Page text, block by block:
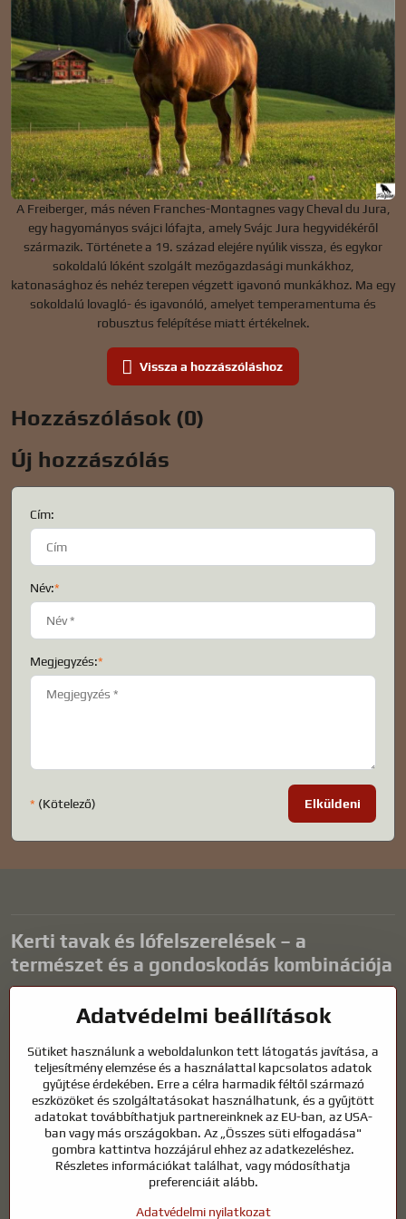
A Freiberger, más néven Franches-Montagnes vagy Cheval du Jura,
egy hagyományos svájci lófajta, amely Svájc Jura hegyvidékéről
származik. Története a 19. század elejére nyúlik vissza, és egykor
sokoldalú lóként szolgált mezőgazdasági munkákhoz,
katonasághoz és nehéz terepen végzett igavonó munkákhoz. Ma egy
sokoldalú lovagló- és igavonóló, amelyet temperamentuma és
robusztus felépítése miatt értékelnek.
Vissza a hozzászóláshoz
Hozzászólások (0)
Új hozzászólás
Cím:
Név:*
Megjegyzés:*
* (Kötelező) Elküldeni
Kerti tavak és lófelszerelések – a
természet és a gondoskodás kombinációja
harmonikus környezetet teremtenek a kikapcsolódáshoz és a vízi
karbantartás kulcsfontosságú a tiszta vízhez és az egészséges
tóhoz egész évben. Ugyanilyen fontos az életünk részét képező
állatok gondozása is.
A lovaknak kiváló minőségű lovaglófelszerelésre, megfelelő
táplálkozásra és felelősségteljes gondoskodásra van szükségük
ahhoz, hogy egészségesek, erősek és elégedettek legyenek. Legyen
szó lovasok, tenyésztők vagy természetkedvelők felszereléséről, a cél
Adatvédelmi beállítások
Sütiket használunk a weboldalunkon tett látogatás javítása, a
teljesítmény elemzése és a használattal kapcsolatos adatok
gyűjtése érdekében. Erre a célra harmadik féltől származó
eszközöket és szolgáltatásokat használhatunk, és a gyűjtött
adatokat továbbíthatjuk partnereinknek az EU-ban, az USA-
ban vagy más országokban. Az „Összes süti elfogadása"
gombra kattintva hozzájárul ehhez az adatkezeléshez.
Részletes információkat találhat, vagy módosíthatja
preferenciáit alább.
Adatvédelmi nyilatkozat